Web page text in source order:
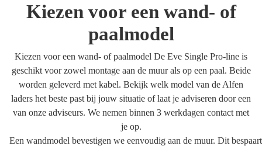
Kiezen voor een wand- of
paalmodel
Kiezen voor een wand- of paalmodel De Eve Single Pro-line is
geschikt voor zowel montage aan de muur als op een paal. Beide
worden geleverd met kabel. Bekijk welk model van de Alfen
laders het beste past bij jouw situatie of laat je adviseren door een
van onze adviseurs. We nemen binnen 3 werkdagen contact met
je op.
Een wandmodel bevestigen we eenvoudig aan de muur. Dit